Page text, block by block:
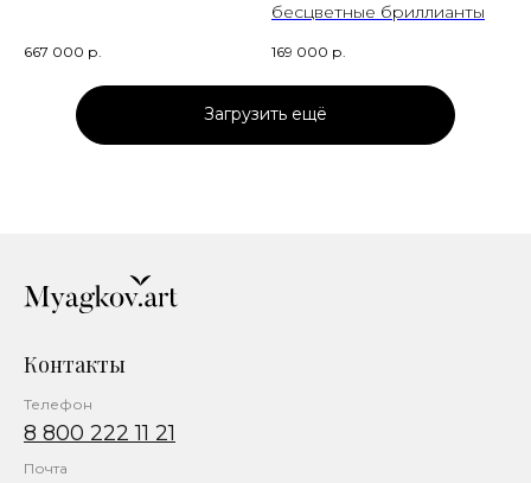
667 000 р.
бесцветные бриллианты
169 000 р.
Загрузить ещё
Контакты
Телефон
Почта
8 800 222 11 21